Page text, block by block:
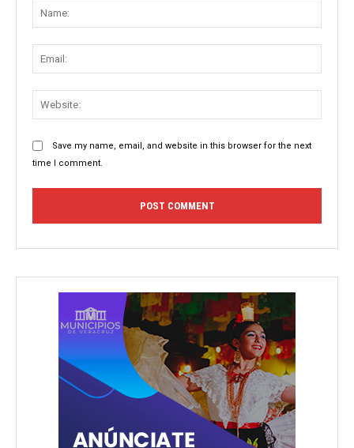
Save my name, email, and website in this browser for the next
time I comment.